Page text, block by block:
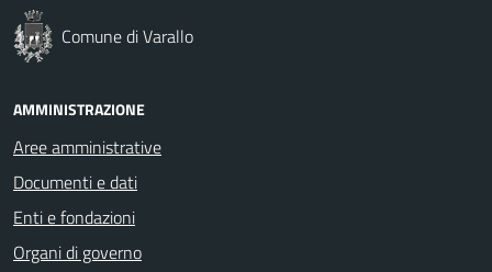
Comune di Varallo
AMMINISTRAZIONE
Aree amministrative
Documenti e dati
Enti e fondazioni
Organi di governo